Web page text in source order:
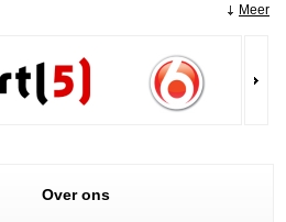
van dit materiaal een voordelige
De meest voordelige optie zijn de
tijdens de shoot voldoende
als continu verlichting gebruiken. Ook
zoals reflectoren en kleppen voor
Meer
Over ons